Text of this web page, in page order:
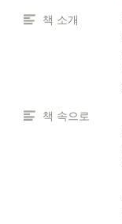
책 소개
책 속으로